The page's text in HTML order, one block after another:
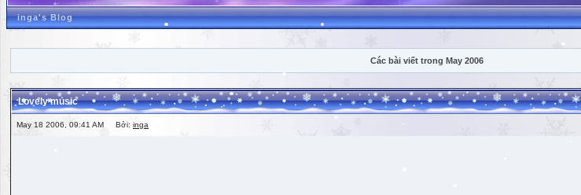
inga's Blog
Các bài viết trong May 2006
Lovely music
May 18 2006, 09:41 AM Bởi: inga